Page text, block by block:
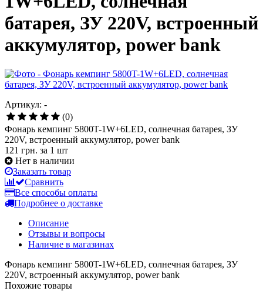
батарея, ЗУ 220V, встроенный
аккумулятор, power bank
Артикул: -
(0)
Фонарь кемпинг 5800T-1W+6LED, солнечная батарея, ЗУ
220V, встроенный аккумулятор, power bank
121 грн. за 1 шт
Нет в наличии
Заказать товар
Сравнить
Все способы оплаты
Подробнее о доставке
Описание
Отзывы и вопросы
Наличие в магазинах
Фонарь кемпинг 5800T-1W+6LED, солнечная батарея, ЗУ
220V, встроенный аккумулятор, power bank
Похожие товары